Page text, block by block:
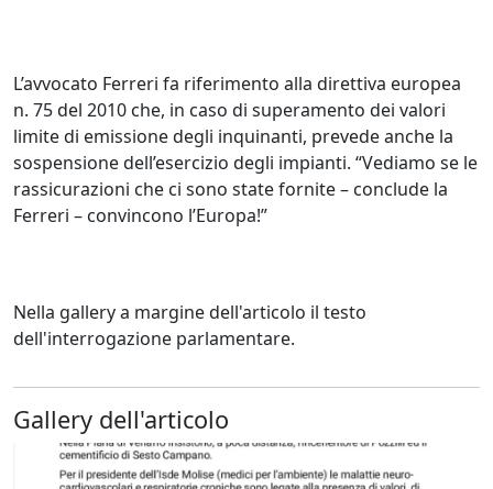
L’avvocato Ferreri fa riferimento alla direttiva europea
n. 75 del 2010 che, in caso di superamento dei valori
limite di emissione degli inquinanti, prevede anche la
sospensione dell’esercizio degli impianti. “Vediamo se le
rassicurazioni che ci sono state fornite – conclude la
Ferreri – convincono l’Europa!”
Nella gallery a margine dell'articolo il testo
dell'interrogazione parlamentare.
Gallery dell'articolo